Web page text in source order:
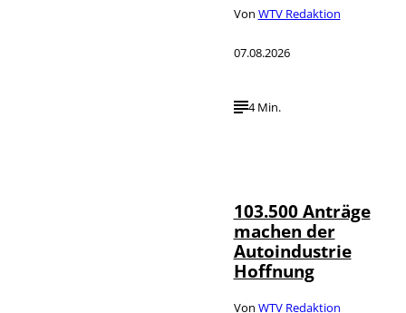
Von WTV Redaktion
07.08.2026
4 Min.
103.500 Anträge
machen der
Autoindustrie
Hoffnung
Von WTV Redaktion